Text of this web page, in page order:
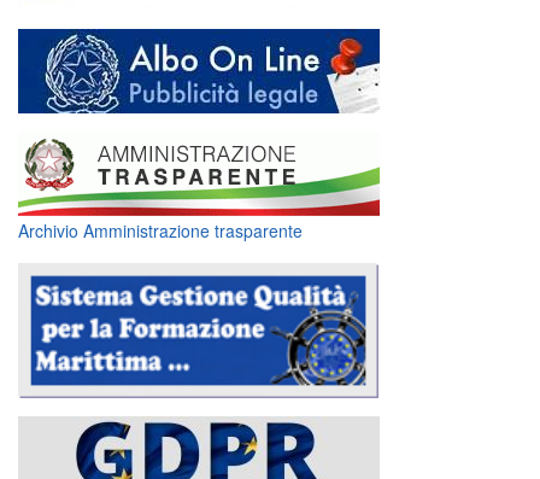
Archivio Amministrazione trasparente